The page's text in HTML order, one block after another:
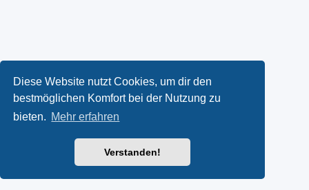
Diese Website nutzt Cookies, um dir den
bestmöglichen Komfort bei der Nutzung zu
bieten. Mehr erfahren
Verstanden!